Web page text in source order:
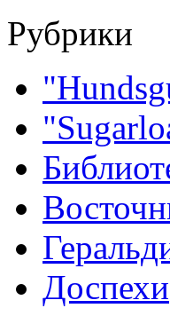
Рубрики
Доспехи